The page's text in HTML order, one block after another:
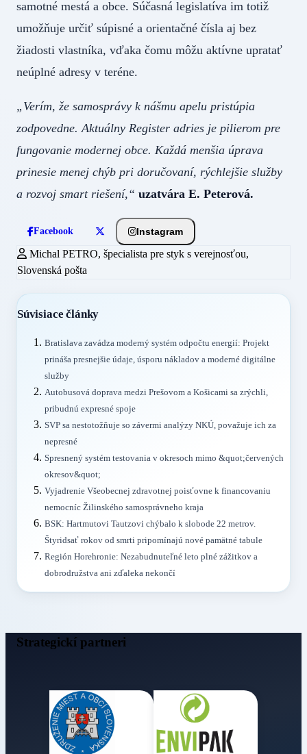
samotné mestá a obce. Súčasná legislatíva im totiž
umožňuje určiť súpisné a orientačné čísla aj bez
žiadosti vlastníka, vďaka čomu môžu aktívne upratať
neúplné adresy v teréne.
„Verím, že samosprávy k nášmu apelu pristúpia
zodpovedne. Aktuálny Register adries je pilierom pre
fungovanie modernej obce. Každá menšia úprava
prinesie menej chýb pri doručovaní, rýchlejšie služby
a rozvoj smart riešení,“ uzatvára E. Peterová.
Facebook Instagram
Michal PETRO, špecialista pre styk s verejnosťou,
Slovenská pošta
Súvisiace články
Bratislava zavádza moderný systém odpočtu energií: Projekt
prináša presnejšie údaje, úsporu nákladov a moderné digitálne
služby
Autobusová doprava medzi Prešovom a Košicami sa zrýchli,
pribudnú expresné spoje
SVP sa nestotožňuje so závermi analýzy NKÚ, považuje ich za
nepresné
Spresnený systém testovania v okresoch mimo &quot;červených
okresov&quot;
Vyjadrenie Všeobecnej zdravotnej poisťovne k financovaniu
nemocníc Žilinského samosprávneho kraja
BSK: Hartmutovi Tautzovi chýbalo k slobode 22 metrov.
Štyridsať rokov od smrti pripomínajú nové pamätné tabule
Región Horehronie: Nezabudnuteľné leto plné zážitkov a
dobrodružstva ani zďaleka nekončí
Strategickí partneri